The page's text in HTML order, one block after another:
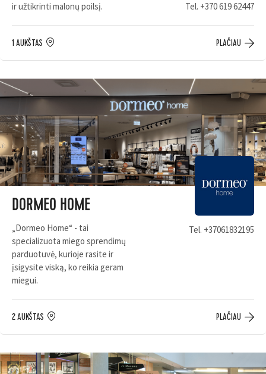
ir užtikrinti malonų poilsį.
Tel. +370 619 62447
1 AUKŠTAS PLAČIAU
DORMEO HOME
„Dormeo Home“ - tai
specializuota miego sprendimų
parduotuvė, kurioje rasite ir
įsigysite viską, ko reikia geram
miegui.
Tel. +37061832195
2 AUKŠTAS PLAČIAU